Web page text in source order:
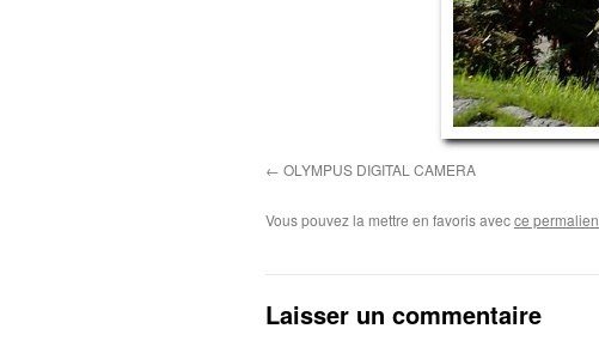
OLYMPUS DIGITAL CAMERA
Vous pouvez la mettre en favoris avecce permalien
Laisser un commentaire